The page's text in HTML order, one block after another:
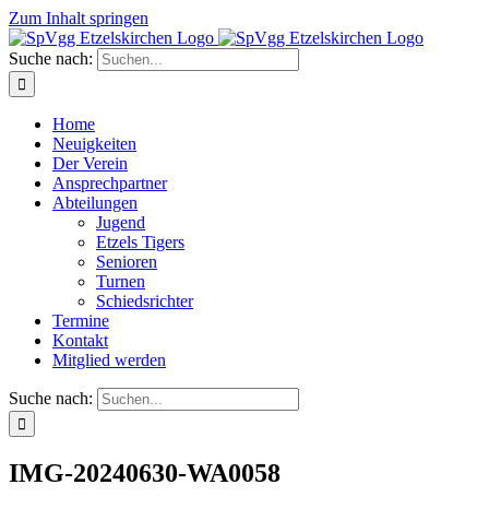
Zum Inhalt springen
Suche nach:
Home
Neuigkeiten
Der Verein
Ansprechpartner
Abteilungen
Jugend
Etzels Tigers
Senioren
Turnen
Schiedsrichter
Termine
Kontakt
Mitglied werden
Suche nach:
IMG-20240630-WA0058